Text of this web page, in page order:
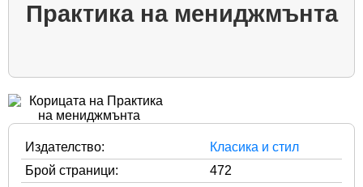
Практика на мениджмънта
Издателство:
Класика и стил
Брой страници:
472